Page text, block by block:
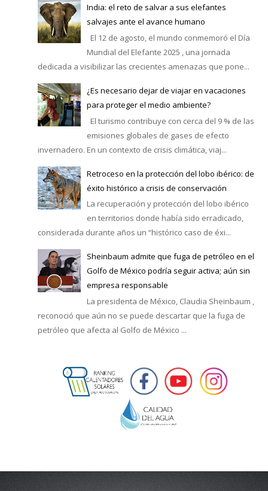
India: el reto de salvar a sus elefantes
salvajes ante el avance humano
El 12 de agosto, el mundo conmemoró el Día
Mundial del Elefante 2025 , una jornada
dedicada a visibilizar las crecientes amenazas que pone...
¿Es necesario dejar de viajar en vacaciones
para proteger el medio ambiente?
El turismo contribuye con cerca del 9 % de las
emisiones globales de gases de efecto
invernadero. En un contexto de crisis climática, viaj...
Retroceso en la protección del lobo ibérico: de
éxito histórico a crisis de conservación
La recuperación y protección del lobo ibérico
en territorios donde había sido erradicado,
considerada durante años un “histórico caso de éxi...
Sheinbaum admite que fuga de petróleo en el
Golfo de México podría seguir activa; aún sin
empresa responsable
La presidenta de México, Claudia Sheinbaum ,
reconoció que aún no se puede descartar que la fuga de
petróleo que afecta al Golfo de México ...